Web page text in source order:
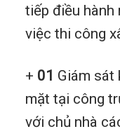
tiếp điều hành
việc thi công
+ 01 Giám sát
mặt tại công
với chủ nhà